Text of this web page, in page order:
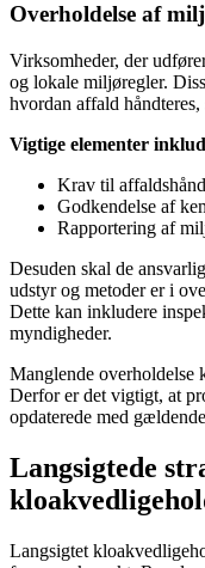
Overholdelse af
Virksomheder, der
og lokale miljøregler.
hvordan affald
Vigtige elementer
Krav til
Godkendelse af
Rapportering af
Desuden skal de
udstyr og metoder er i
Dette kan inkludere
myndigheder.
Manglende overholdelse
Derfor er det vigtigt, at
opdaterede med
Langsigtede
Langsigtet